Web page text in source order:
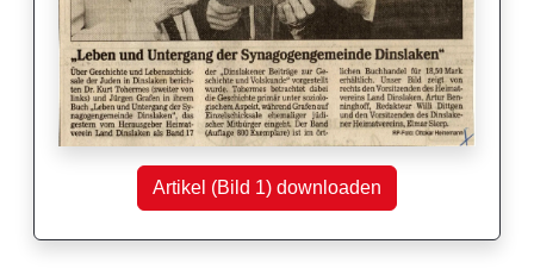
Artikel (Bild 1) downloaden